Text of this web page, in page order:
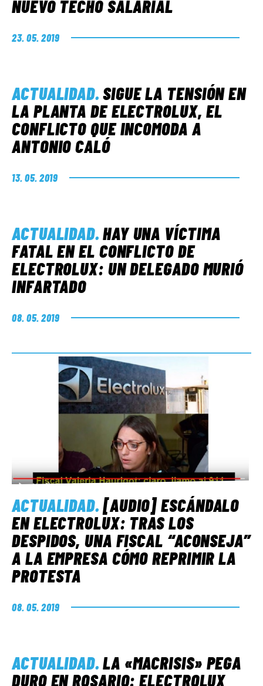
NUEVO TECHO SALARIAL
23. 05. 2019
ACTUALIDAD.SIGUE LA TENSIÓN EN
LA PLANTA DE ELECTROLUX, EL
CONFLICTO QUE INCOMODA A
ANTONIO CALÓ
13. 05. 2019
ACTUALIDAD.HAY UNA VÍCTIMA
FATAL EN EL CONFLICTO DE
ELECTROLUX: UN DELEGADO MURIÓ
INFARTADO
08. 05. 2019
ACTUALIDAD.[AUDIO] ESCÁNDALO
EN ELECTROLUX: TRAS LOS
DESPIDOS, UNA FISCAL “ACONSEJA”
A LA EMPRESA CÓMO REPRIMIR LA
PROTESTA
08. 05. 2019
ACTUALIDAD.LA «MACRISIS» PEGA
DURO EN ROSARIO: ELECTROLUX